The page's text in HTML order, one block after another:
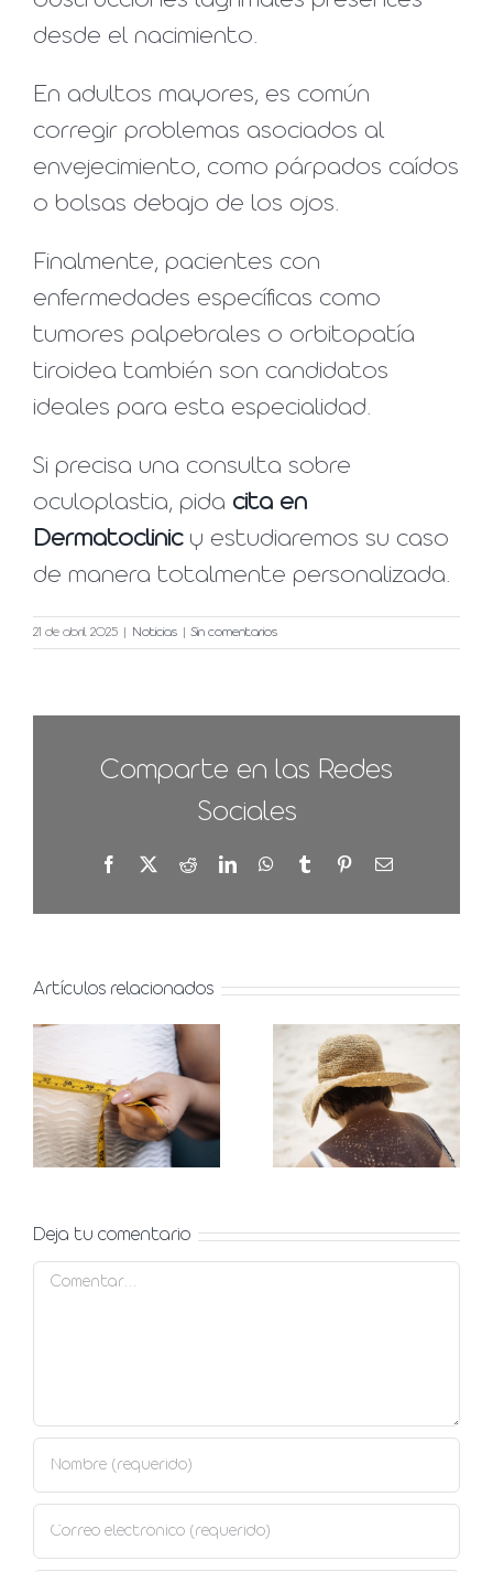
desde el nacimiento.
En adultos mayores, es común
corregir problemas asociados al
envejecimiento, como párpados caídos
o bolsas debajo de los ojos.
Finalmente, pacientes con
enfermedades específicas como
tumores palpebrales o orbitopatía
tiroidea también son candidatos
ideales para esta especialidad.
Si precisa una consulta sobre
oculoplastia, pida cita en
Dermatoclinicy estudiaremos su caso
de manera totalmente personalizada.
21 de abril 2025 Noticias Sin comentarios
Comparte en las Redes
Sociales
Facebook RedditLinkedInWhatsApp
Tumblr PinterestCorreo
Artículos relacionados
solares en
verano,
prevención
tratamiento
mamaria,
qué es y
opciones
Deja tu comentario
Comentar